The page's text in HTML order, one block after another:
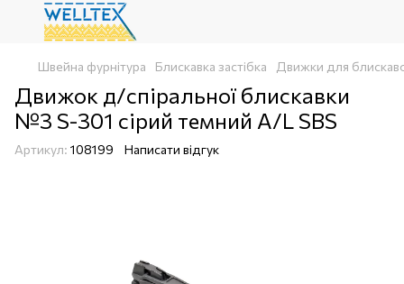
Швейна фурнітура Блискавка застібка Движки для
Движок д/спіральної блискавки
№3 S-301 сірий темний A/L SBS
Артикул: 108199 Написати відгук